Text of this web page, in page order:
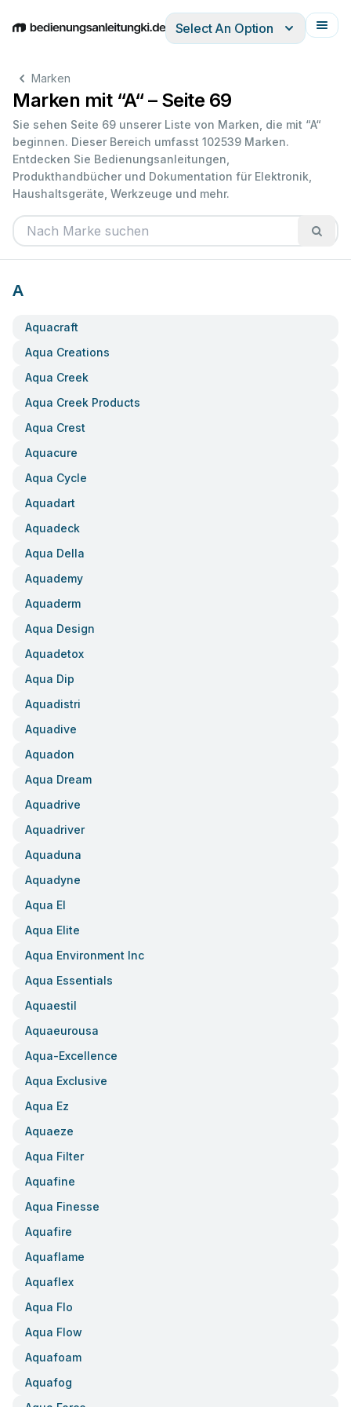
EnglishDeutschEspañolItalianoFrançais
Select An Option
Marken
Marken mit “A“ – Seite 69
Sie sehen Seite 69 unserer Liste von Marken, die mit “A“
beginnen. Dieser Bereich umfasst 102539 Marken.
Entdecken Sie Bedienungsanleitungen,
Produkthandbücher und Dokumentation für Elektronik,
Haushaltsgeräte, Werkzeuge und mehr.
A
Aquacraft
Aqua Creations
Aqua Creek
Aqua Creek Products
Aqua Crest
Aquacure
Aqua Cycle
Aquadart
Aquadeck
Aqua Della
Aquademy
Aquaderm
Aqua Design
Aquadetox
Aqua Dip
Aquadistri
Aquadive
Aquadon
Aqua Dream
Aquadrive
Aquadriver
Aquaduna
Aquadyne
Aqua El
Aqua Elite
Aqua Environment Inc
Aqua Essentials
Aquaestil
Aquaeurousa
Aqua-Excellence
Aqua Exclusive
Aqua Ez
Aquaeze
Aqua Filter
Aquafine
Aqua Finesse
Aquafire
Aquaflame
Aquaflex
Aqua Flo
Aqua Flow
Aquafoam
Aquafog